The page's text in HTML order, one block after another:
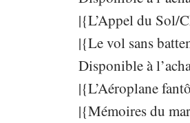
|{L’Appel du Sol/
|{Le vol sans
Disponible à
|{L’Aéroplane
|{Mémoires du